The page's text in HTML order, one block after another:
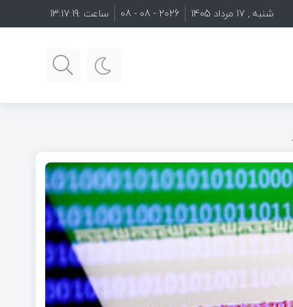
شنبه , 17 مرداد 1405 2026 - 08 - 08 ساعت :13:17:20